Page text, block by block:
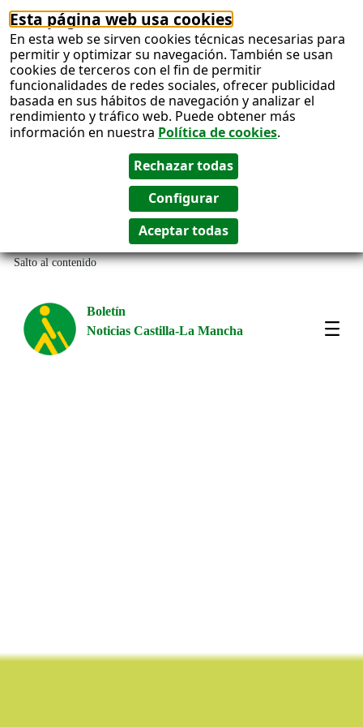
Esta página web usa cookies
En esta web se sirven cookies técnicas necesarias para
permitir y optimizar su navegación. También se usan
cookies de terceros con el fin de permitir
funcionalidades de redes sociales, ofrecer publicidad
basada en sus hábitos de navegación y analizar el
rendimiento y tráfico web. Puede obtener más
información en nuestra Política de cookies.
Salto al contenido
Boletín
Noticias Castilla-La Mancha